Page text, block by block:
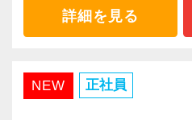
2021年6月に「渋谷オフ
後「新宿オフィス」「大
さらに2022年12月には
し、2025年には大阪オ
詳細を見る
NEW 正社員